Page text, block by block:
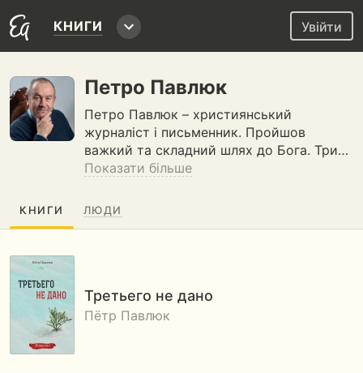
КНИГИ Увійти
Петро Павлюк
Петро Павлюк – християнський
журналіст і письменник. Пройшов
важкий та складний шлях до Бога. Три…
Показати більше
КНИГИ ЛЮДИ
Третьего не дано
Пётр Павлюк